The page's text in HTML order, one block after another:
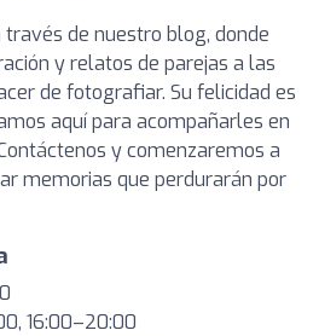
de nuestro blog, donde
y relatos de parejas a las
de fotografiar. Su felicidad es
aquí para acompañarles en
y comenzaremos a
memorias que perdurarán por
16:00–20:00